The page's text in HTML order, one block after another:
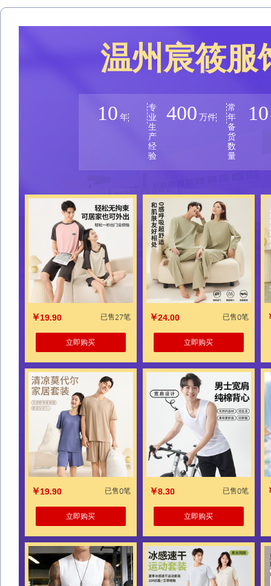
温州宸筱服
10 年
专
业
生
产
经
验
400 万件
常
年
备
货
数
量
10
￥19.90 已售27笔
立即购买
￥24.00 已售0笔
立即购买
￥19.90 已售0笔
立即购买
￥8.30 已售0笔
立即购买